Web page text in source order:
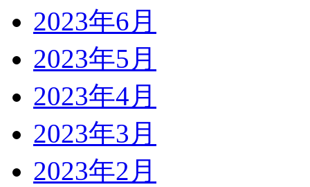
2023年6月
2023年5月
2023年4月
2023年3月
2023年2月